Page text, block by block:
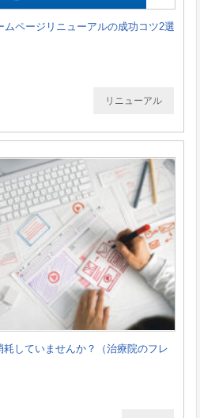
ムページリニューアルの成功コツ2選
リニューアル
していませんか？（治療院のフレ